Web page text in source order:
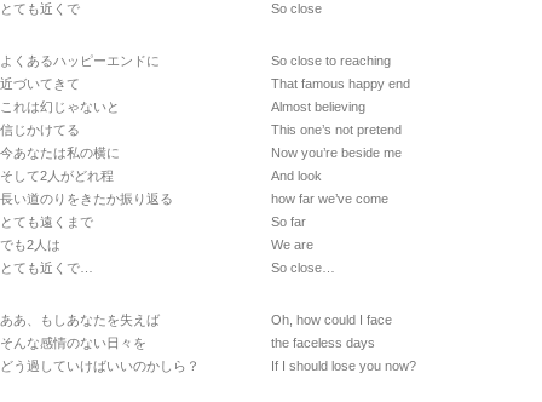
とても近くで
よくあるハッピーエンドに
近づいてきて
これは幻じゃないと
信じかけてる
今あなたは私の横に
そして2人がどれ程
長い道のりをきたか振り返る
とても遠くまで
でも2人は
とても近くで…
ああ、もしあなたを失えば
そんな感情のない日々を
どう過していけばいいのかしら？
So close
So close to reaching
That famous happy end
Almost believing
This one’s not pretend
Now you’re beside me
And look
how far we’ve come
So far
We are
So close…
Oh, how could I face
the faceless days
If I should lose you now?